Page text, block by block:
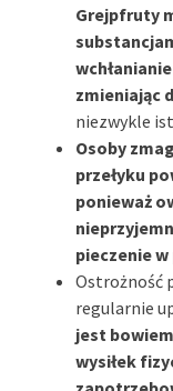
Grejpfruty
zmieniając
niezwykle
Osoby
przełyku
ponieważ
pieczenie w
Ostrożność
regularnie
jest
wysiłek